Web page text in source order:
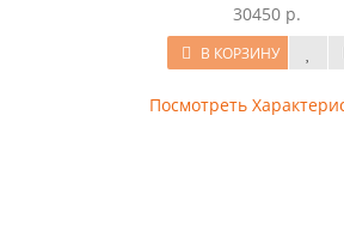
30450 р.
В КОРЗИНУ
Посмотреть